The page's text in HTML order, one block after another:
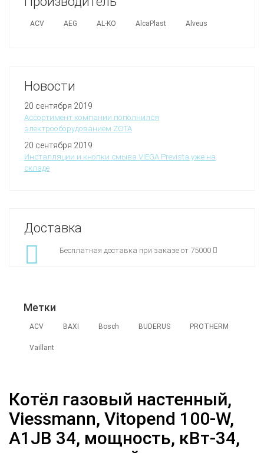
ACV AEG AL-KO AlcaPlast Alveus
Новости
20 сентября 2019
Ассортимент компании пополнился
электрооборудованием ZOTA
20 сентября 2019
Инсталляции и кнопки смыва VIEGA Prevista уже на
складе
Доставка
Бесплатная доставка при заказе от 75000
Метки
ACV BAXI Bosch BUDERUS PROTHERM
Vaillant
Котёл газовый настенный,
Viessmann, Vitopend 100-W,
A1JB 34, мощность, кВт-34,